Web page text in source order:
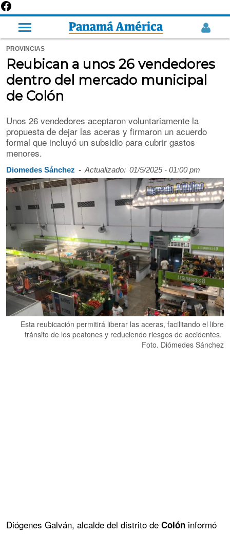
PROVINCIAS
Reubican a unos 26 vendedores
dentro del mercado municipal
de Colón
Unos 26 vendedores aceptaron voluntariamente la
propuesta de dejar las aceras y firmaron un acuerdo
formal que incluyó un subsidio para cubrir gastos
menores.
Diomedes Sánchez - Actualizado: 01/5/2025 - 01:00 pm
Esta reubicación permitirá liberar las aceras, facilitando el libre
tránsito de los peatones y reduciendo riesgos de accidentes.
Foto. Diómedes Sánchez
Diógenes Galván, alcalde del distrito de Colón informó